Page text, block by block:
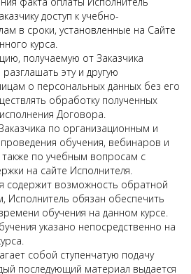
доступ к учебно-
в сроки, установленные на Сайте
курса.
получаемую от Заказчика
эту и другую
о персональных данных без его
обработку полученных
Договора.
по организационным и
обучения, вебинаров и
по учебным вопросам с
на сайте Исполнителя.
содержит возможность обратной
Исполнитель обязан обеспечить
обучения на данном курсе.
указано непосредственно на
собой ступенчатую подачу
последующий материал выдается